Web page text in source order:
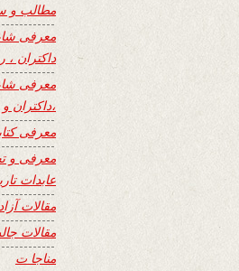
مطالب و
معرفی
داکتران ،
معرفی
،داکتران
معرفی
معرفی و
عابدات
مقالات آزاد
مقالات
مناجا ت